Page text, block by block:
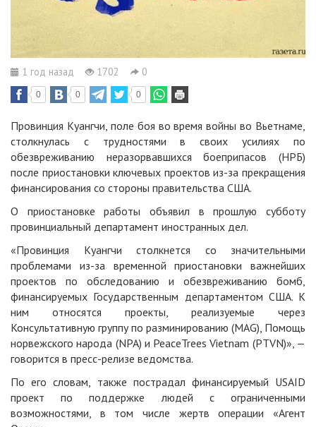
1 год назад 1702 0
0 0 0
Провинция Куангчи, поле боя во время войны во Вьетнаме,
столкнулась с трудностями в своих усилиях по
обезвреживанию неразорвавшихся боеприпасов (НРБ)
после приостановки ключевых проектов из-за прекращения
финансирования со стороны правительства США.
О приостановке работы объявил в прошлую субботу
провинциальный департамент иностранных дел.
«Провинция Куангчи столкнется со значительными
проблемами из-за временной приостановки важнейших
проектов по обследованию и обезвреживанию бомб,
финансируемых Государственным департаментом США. К
ним относятся проекты, реализуемые через
Консультативную группу по разминированию (MAG), Помощь
норвежского народа (NPA) и PeaceTrees Vietnam (PTVN)», —
говорится в пресс-релизе ведомства.
По его словам, также пострадал финансируемый USAID
проект по поддержке людей с ограниченными
возможностями, в том числе жертв операции «Агент